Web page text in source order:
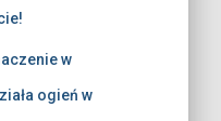
w
ogień w